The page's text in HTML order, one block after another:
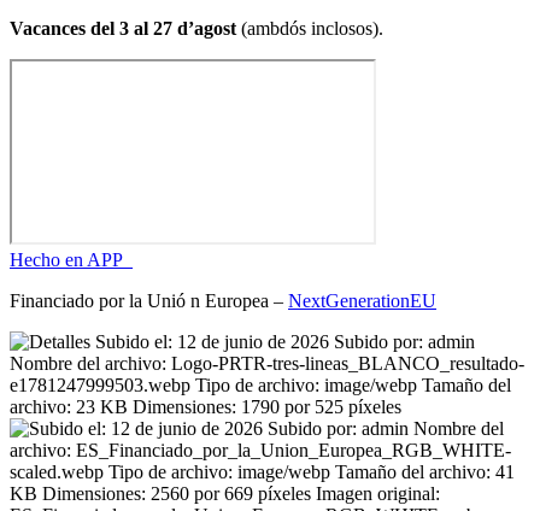
Vacances del 3 al 27 d’agost(ambdós inclosos).
Hecho en APP_
Financiado por la Unió n Europea – NextGenerationEU